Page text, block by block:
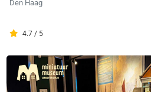
Den Haag
4.7 / 5